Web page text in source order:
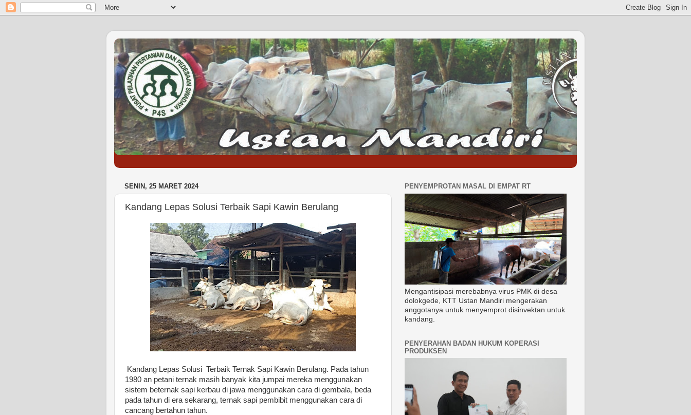
SENIN, 25 MARET 2024
Kandang Lepas Solusi Terbaik Sapi Kawin Berulang
Kandang Lepas Solusi Terbaik Ternak Sapi Kawin Berulang. Pada tahun
1980 an petani ternak masih banyak kita jumpai mereka menggunakan
sistem beternak sapi kerbau di jawa menggunakan cara di gembala, beda
pada tahun di era sekarang, ternak sapi pembibit menggunakan cara di
cancang bertahun tahun.
PENYEMPROTAN MASAL DI EMPAT RT
Mengantisipasi merebabnya virus PMK di desa
dolokgede, KTT Ustan Mandiri mengerakan
anggotanya untuk menyemprot disinvektan untuk
kandang.
PENYERAHAN BADAN HUKUM KOPERASI
PRODUKSEN